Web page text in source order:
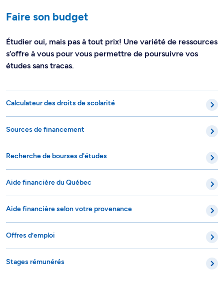
Faire son budget
Étudier oui, mais pas à tout prix! Une variété de ressources
s’offre à vous pour vous permettre de poursuivre vos
études sans tracas.
Calculateur des droits de scolarité
Sources de financement
Recherche de bourses d'études
Aide financière du Québec
Aide financière selon votre provenance
Offres d’emploi
Stages rémunérés